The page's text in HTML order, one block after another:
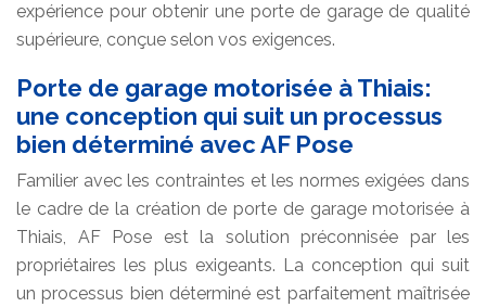
expérience pour obtenir une porte de garage de qualité
supérieure, conçue selon vos exigences.
Porte de garage motorisée à Thiais:
une conception qui suit un processus
bien déterminé avec AF Pose
Familier avec les contraintes et les normes exigées dans
le cadre de la création de porte de garage motorisée à
Thiais, AF Pose est la solution préconnisée par les
propriétaires les plus exigeants. La conception qui suit
un processus bien déterminé est parfaitement maîtrisée